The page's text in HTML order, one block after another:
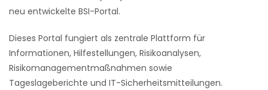
neu entwickelte BSI-Portal.
Dieses Portal fungiert als zentrale Plattform für
Informationen, Hilfestellungen, Risikoanalysen,
Risikomanagementmaßnahmen sowie
Tageslageberichte und IT-Sicherheitsmitteilungen.